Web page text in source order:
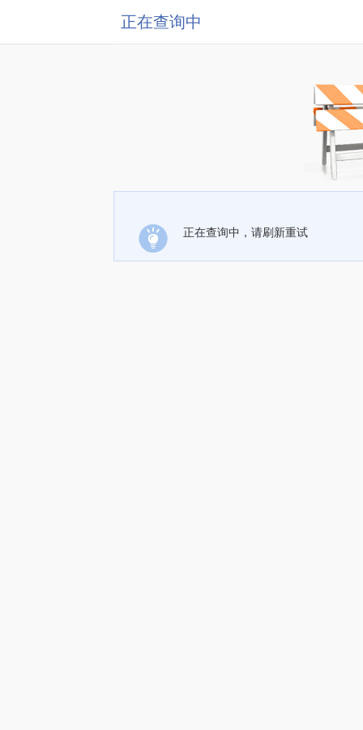
正在查询中
正在查询中，请刷新重试